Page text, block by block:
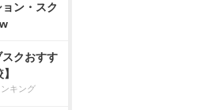
ン・スク
クおすす
キング